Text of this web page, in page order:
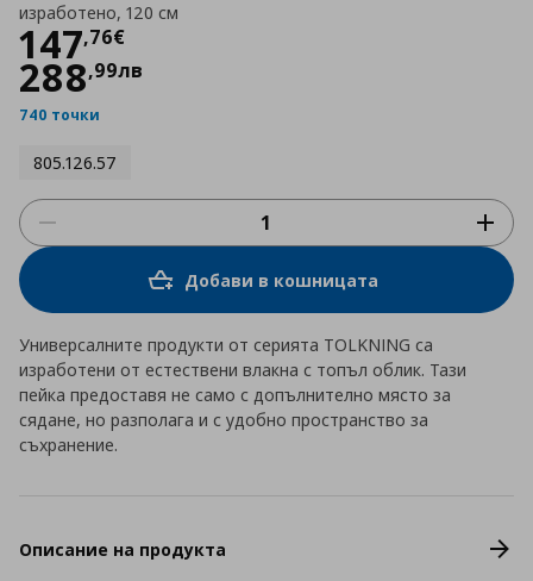
изработено, 120 см
147,76€
Цена
288,99лв
740 точки
805.126.57
Добави в кошницата
Универсалните продукти от серията TOLKNING са
изработени от естествени влакна с топъл облик. Тази
пейка предоставя не само с допълнително място за
сядане, но разполага и с удобно пространство за
съхранение.
Описание на продукта